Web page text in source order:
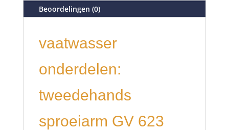
Beoordelingen (0)
vaatwasser
onderdelen:
tweedehands
sproeiarm GV 623